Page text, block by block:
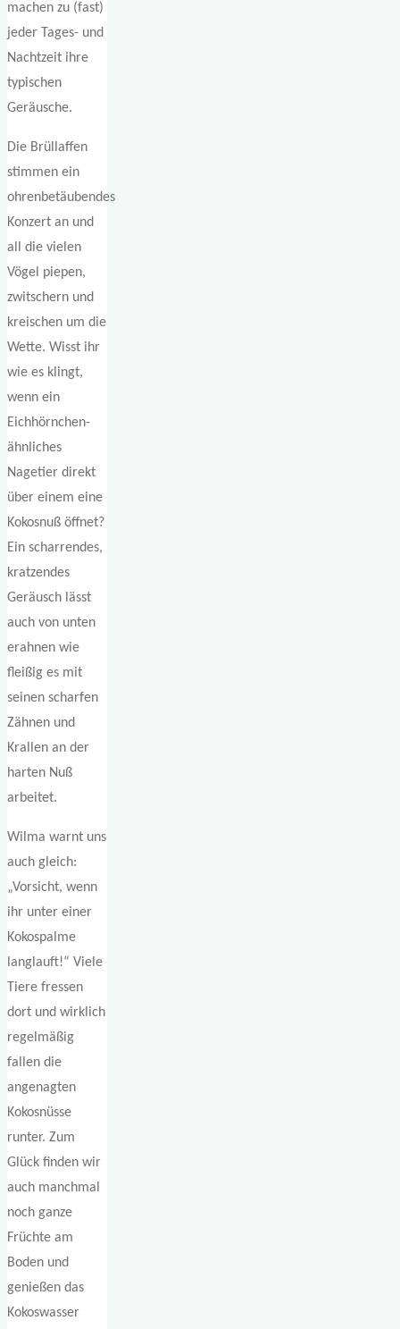
machen zu (fast)
jeder Tages- und
Nachtzeit ihre
typischen
Geräusche.
Die Brüllaffen
stimmen ein
ohrenbetäubendes
Konzert an und
all die vielen
Vögel piepen,
zwitschern und
kreischen um die
Wette. Wisst ihr
wie es klingt,
wenn ein
Eichhörnchen-
ähnliches
Nagetier direkt
über einem eine
Kokosnuß öffnet?
Ein scharrendes,
kratzendes
Geräusch lässt
auch von unten
erahnen wie
fleißig es mit
seinen scharfen
Zähnen und
Krallen an der
harten Nuß
arbeitet.
Wilma warnt uns
auch gleich:
„Vorsicht, wenn
ihr unter einer
Kokospalme
langlauft!“ Viele
Tiere fressen
dort und wirklich
regelmäßig
fallen die
angenagten
Kokosnüsse
runter. Zum
Glück finden wir
auch manchmal
noch ganze
Früchte am
Boden und
genießen das
Kokoswasser